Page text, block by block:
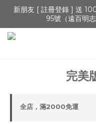
🔺「會員制」新開張,加入
人資訊 > 填
新朋友 [ 註冊登錄 ] 送
95號（遠百明
🔺「會員制」新開張,加入
人資訊 > 填
完美
全店，滿2000免運